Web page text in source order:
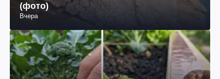
(фото)
Вчера